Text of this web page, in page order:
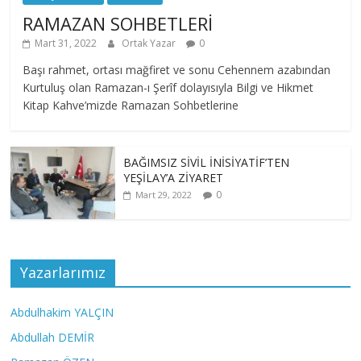
RAMAZAN SOHBETLERİ
Mart 31, 2022 Ortak Yazar 0
Başı rahmet, ortası mağfiret ve sonu Cehennem azabından
Kurtuluş olan Ramazan-ı Şerîf dolayısıyla Bilgi ve Hikmet
Kitap Kahve’mizde Ramazan Sohbetlerine
BAĞIMSIZ SİVİL İNİSİYATİF’TEN
YEŞİLAY’A ZİYARET
Mart 29, 2022 0
Yazarlarımız
Abdulhakim YALÇIN
Abdullah DEMİR